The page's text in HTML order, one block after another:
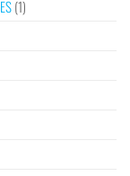
(1)